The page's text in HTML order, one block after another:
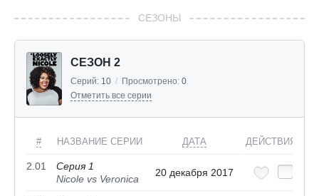
СЕЗОНЫ
СЕЗОН 2
Серий: 10 / Просмотрено: 0
Отметить все серии
# НАЗВАНИЕ СЕРИИ ДАТА ДЕЙСТВИЯ
2.01
Серия 1
Nicole vs Veronica
20 декабря 2017